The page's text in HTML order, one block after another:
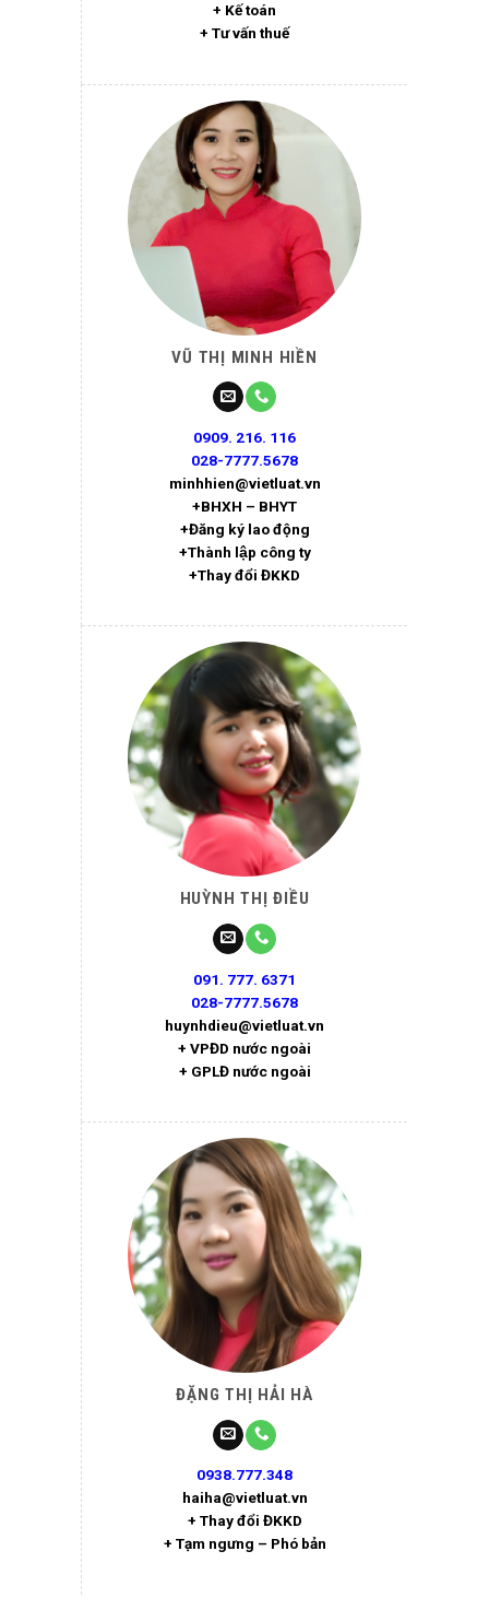
+ Kế toán
+ Tư vấn thuế
VŨ THỊ MINH HIỀN
0909. 216. 116
028-7777.5678
minhhien@vietluat.vn
+BHXH – BHYT
+Đăng ký lao động
+Thành lập công ty
+Thay đổi ĐKKD
HUỲNH THỊ ĐIỀU
091. 777. 6371
028-7777.5678
huynhdieu@vietluat.vn
+ VPĐD nước ngoài
+ GPLĐ nước ngoài
ĐẶNG THỊ HẢI HÀ
0938.777.348
haiha@vietluat.vn
+ Thay đổi ĐKKD
+ Tạm ngưng – Phó bản